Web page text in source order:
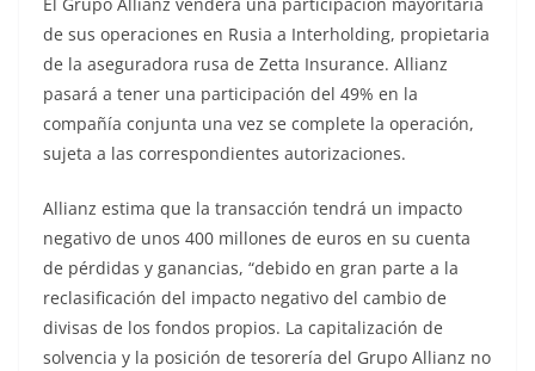
El Grupo Allianz venderá una participación mayoritaria
de sus operaciones en Rusia a Interholding, propietaria
de la aseguradora rusa de Zetta Insurance. Allianz
pasará a tener una participación del 49% en la
compañía conjunta una vez se complete la operación,
sujeta a las correspondientes autorizaciones.
Allianz estima que la transacción tendrá un impacto
negativo de unos 400 millones de euros en su cuenta
de pérdidas y ganancias, “debido en gran parte a la
reclasificación del impacto negativo del cambio de
divisas de los fondos propios. La capitalización de
solvencia y la posición de tesorería del Grupo Allianz no